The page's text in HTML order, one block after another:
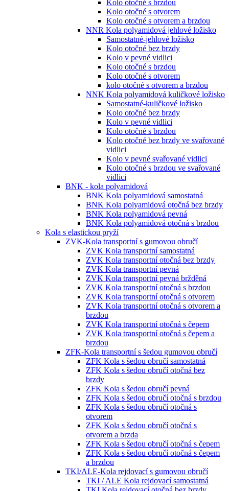
Kolo otočné s brzdou
Kolo otočné s otvorem
Kolo otočné s otvorem a brzdou
NNR Kola polyamidová jehlové ložisko
Samostatné-jehlové ložisko
Kolo otočné bez brzdy
Kolo v pevné vidlici
Kolo otočné s brzdou
Kolo otočné s otvorem
kolo otočné s otvorem a brzdou
NNK Kola polyamidová kuličkové ložisko
Samostatné-kuličkové ložisko
Kolo otočné bez brzdy
Kolo v pevné vidlici
Kolo otočné s brzdou
Kolo otočné bez brzdy ve svařované
vidlici
Kolo v pevné svařované vidlici
Kolo otočné s brzdou ve svařované
vidlici
BNK - kola polyamidová
BNK Kola polyamidová samostatná
BNK Kola polyamidová otočná bez brzdy
BNK Kola polyamidová pevná
BNK Kola polyamidová otočná s brzdou
Kola s elastickou pryží
ZVK-Kola transportní s gumovou obručí
ZVK Kola transportní samostatná
ZVK Kola transportní otočná bez brzdy
ZVK Kola transportní pevná
ZVK Kola transportní pevná bržděná
ZVK Kola transportní otočná s brzdou
ZVK Kola transportní otočná s otvorem
ZVK Kola transportní otočná s otvorem a
brzdou
ZVK Kola transportní otočná s čepem
ZVK Kola transportní otočná s čepem a
brzdou
ZFK-Kola transportní s šedou gumovou obručí
ZFK Kola s šedou obručí samostatná
ZFK Kola s šedou obručí otočná bez
brzdy
ZFK Kola s šedou obručí pevná
ZFK Kola s šedou obručí otočná s brzdou
ZFK Kola s šedou obručí otočná s
otvorem
ZFK Kola s šedou obručí otočná s
otvorem a brzda
ZFK Kola s šedou obručí otočná s čepem
ZFK Kola s šedou obručí otočná s čepem
a brzdou
TKI/ALE-Kola rejdovací s gumovou obručí
TKI / ALE Kola rejdovací samostatná